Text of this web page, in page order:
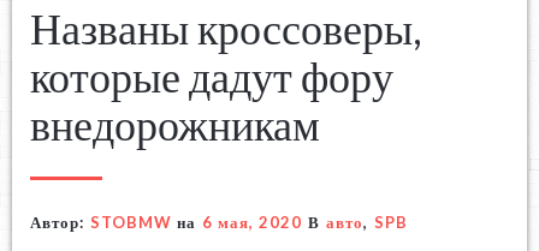
Названы кроссоверы,
которые дадут фору
внедорожникам
Автор: STOBMW на 6 мая, 2020 В авто, SPB